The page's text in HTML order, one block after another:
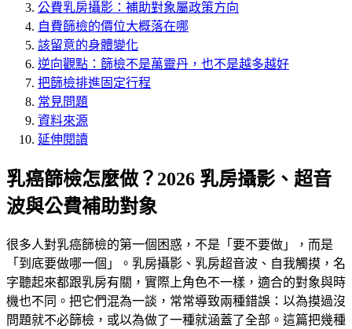
公費乳房攝影：補助對象屬政策方向
自費篩檢的價位大概落在哪
該留意的身體變化
逆向觀點：篩檢不是萬靈丹，也不是越多越好
把篩檢排進固定行程
常見問題
資料來源
延伸閱讀
乳癌篩檢怎麼做？2026 乳房攝影、超音
波與公費補助對象
很多人對乳癌篩檢的第一個困惑，不是「要不要做」，而是
「到底要做哪一個」。乳房攝影、乳房超音波、自我觸摸，名
字聽起來都跟乳房有關，實際上角色不一樣，適合的對象與時
機也不同。把它們混為一談，常常導致兩種錯誤：以為摸過沒
問題就不必篩檢，或以為做了一種就涵蓋了全部。這篇把幾種